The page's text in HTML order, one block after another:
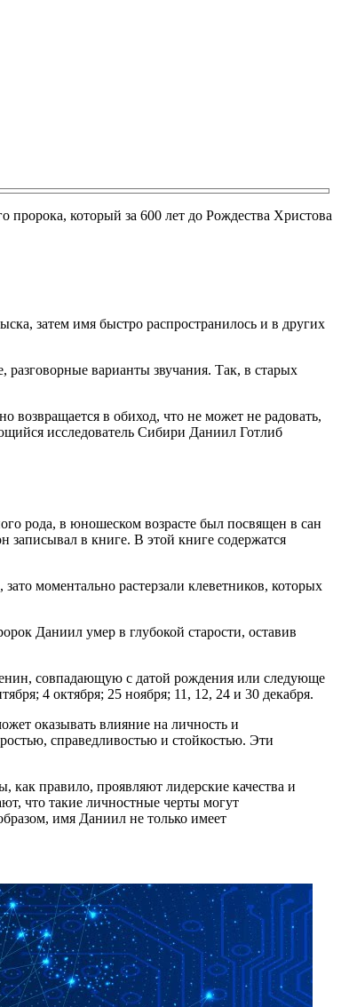
пророка, который за 600 лет до Рождества Христова
затем имя быстро распространилось и в других
варианты звучания. Так, в старых
в обиход, что не может не радовать,
исследователь Сибири Даниил Готлиб
рода, в юношеском возрасте был посвящен в сан
записывал в книге. В этой книге содержатся
моментально растерзали клеветников, которых
Даниил умер в глубокой старости, оставив
совпадающую с датой рождения или следующе
4 октября; 25 ноября; 11, 12, 24 и 30 декабря.
оказывать влияние на личность и
справедливостью и стойкостью. Эти
правило, проявляют лидерские качества и
что такие личностные черты могут
имя Даниил не только имеет